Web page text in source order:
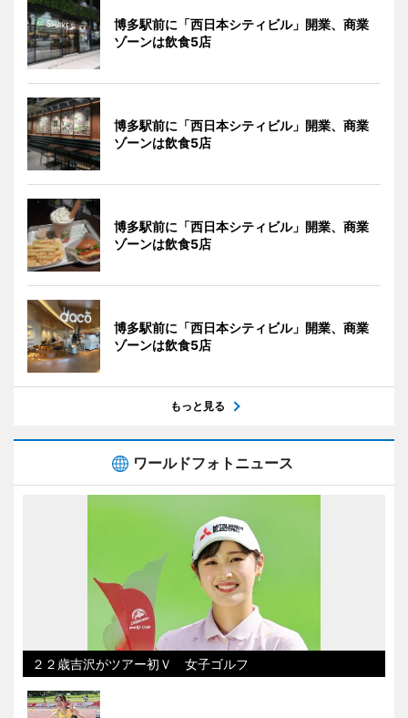
博多駅前に「西日本シティビル」開業、商業
ゾーンは飲食5店
博多駅前に「西日本シティビル」開業、商業
ゾーンは飲食5店
博多駅前に「西日本シティビル」開業、商業
ゾーンは飲食5店
博多駅前に「西日本シティビル」開業、商業
ゾーンは飲食5店
もっと見る
ワールドフォトニュース
２２歳吉沢がツアー初Ｖ 女子ゴルフ